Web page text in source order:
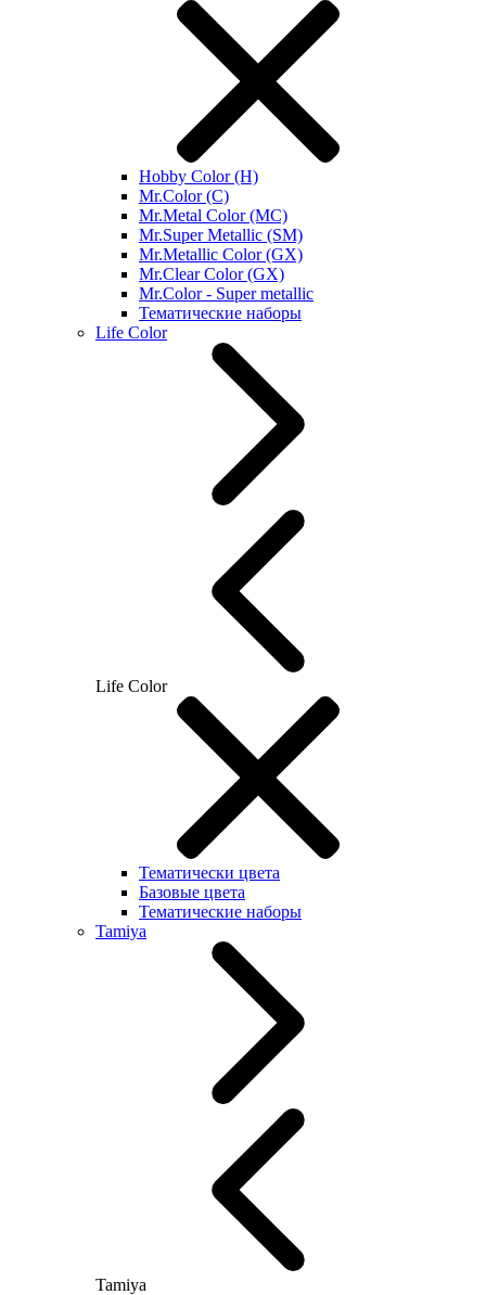
Hobby Color (H)
Mr.Color (C)
Mr.Metal Color (MC)
Mr.Super Metallic (SM)
Mr.Metallic Color (GX)
Mr.Clear Color (GX)
Mr.Color - Super metallic
Тематические наборы
Life Color
Life Color
Тематически цвета
Базовые цвета
Тематические наборы
Tamiya
Tamiya